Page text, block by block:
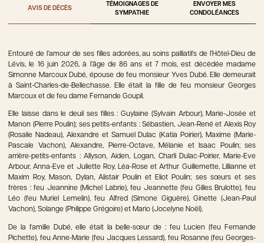
AVIS DE DÉCÈS
TÉMOIGNAGES DE
SYMPATHIE
ENVOYER MES
CONDOLÉANCES
Entouré de l’amour de ses filles adorées, au soins palliatifs de l’Hôtel-Dieu de
Lévis, le 16 juin 2026, à l’âge de 86 ans et 7 mois, est décédée madame
Simonne Marcoux Dubé, épouse de feu monsieur Yves Dubé. Elle demeurait
à Saint-Charles-de-Bellechasse. Elle était la fille de feu monsieur Georges
Marcoux et de feu dame Fernande Goupil.
Elle laisse dans le deuil ses filles : Guylaine (Sylvain Arbour), Marie-Josée et
Manon (Pierre Poulin); ses petits-enfants : Sébastien, Jean-René et Alexis Roy
(Rosalie Nadeau), Alexandre et Samuel Dulac (Katia Poirier), Maxime (Marie-
Pascale Vachon), Alexandre, Pierre-Octave, Mélanie et Isaac Poulin; ses
arrière-petits-enfants : Allyson, Aiden, Logan, Charli Dulac-Poirier, Marie-Eve
Arbour, Anna-Eve et Juliette Roy, Léa-Rose et Arthur Guillemette, Lillianne et
Maxim Roy, Mason, Dylan, Alistair Poulin et Eliot Poulin; ses sœurs et ses
frères : feu Jeannine (Michel Labrie), feu Jeannette (feu Gilles Brulotte), feu
Léo (feu Muriel Lemelin), feu Alfred (Simone Giguère), Ginette (Jean-Paul
Vachon), Solange (Philippe Grégoire) et Mario (Jocelyne Noël).
De la famille Dubé, elle était la belle-sœur de : feu Lucien (feu Fernande
Pichette), feu Anne-Marie (feu Jacques Lessard), feu Rosanne (feu Georges-